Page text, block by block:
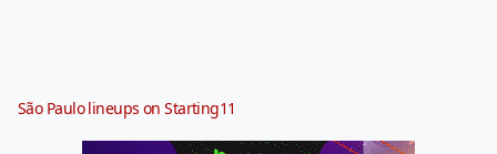
São Paulo lineups on Starting11